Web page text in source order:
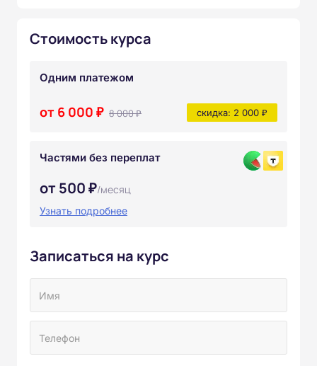
Стоимость курса
Одним платежом
от 6 000 ₽ 8 000 ₽ скидка: 2 000 ₽
Частями без переплат
от 500 ₽/месяц
Узнать подробнее
Записаться на курс